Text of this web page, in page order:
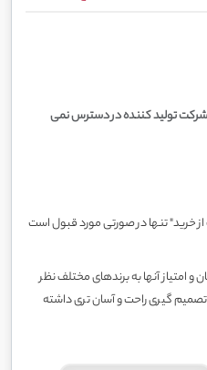
تولید کننده در دسترس نمی
از خرید" تنها در صورتی مورد قبول است
امتیاز آنها به برندهای مختلف نظر
گیری راحت و آسان تری داشته